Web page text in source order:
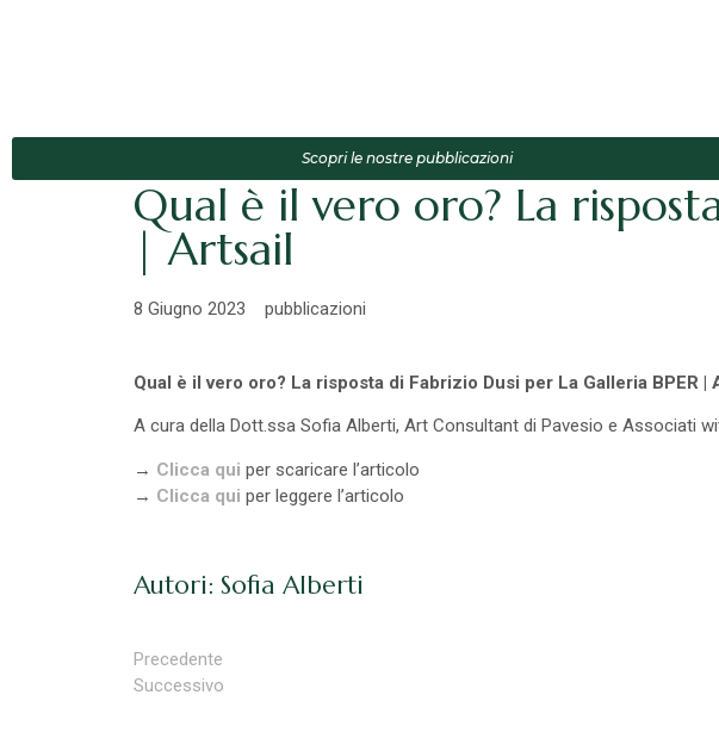
Scopri le nostre pubblicazioni
Qual è il vero oro? La
| Artsail
8 Giugno 2023 pubblicazioni
Qual è il vero oro? La risposta di Fabrizio Dusi per La Galleria BPER |
A cura della Dott.ssa Sofia Alberti, Art Consultant di Pavesio e Associati
→ Clicca qui per scaricare l’articolo
→ Clicca qui per leggere l’articolo
Autori: Sofia Alberti
Precedente
Successivo